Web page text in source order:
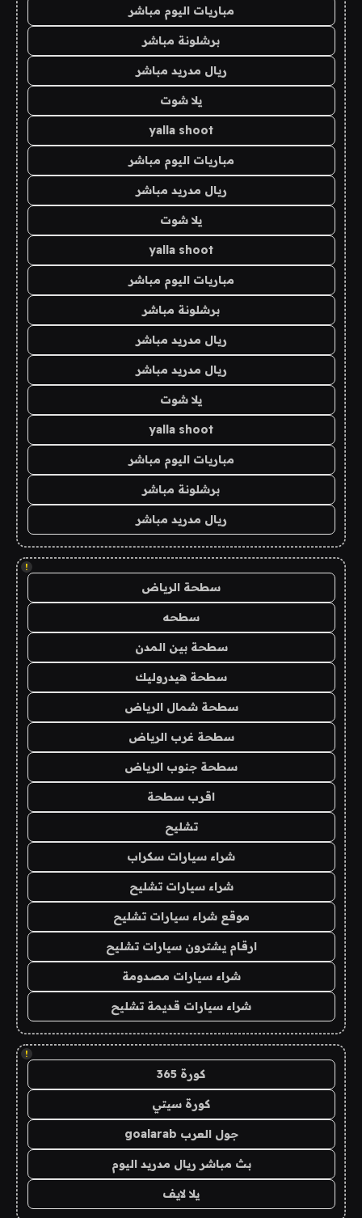
مباريات اليوم مباشر
برشلونة مباشر
ريال مدريد مباشر
يلا شوت
yalla shoot
مباريات اليوم مباشر
ريال مدريد مباشر
يلا شوت
yalla shoot
مباريات اليوم مباشر
برشلونة مباشر
ريال مدريد مباشر
ريال مدريد مباشر
يلا شوت
yalla shoot
مباريات اليوم مباشر
برشلونة مباشر
ريال مدريد مباشر
!
سطحة الرياض
سطحه
سطحة بين المدن
سطحة هيدروليك
سطحة شمال الرياض
سطحة غرب الرياض
سطحة جنوب الرياض
اقرب سطحة
تشليح
شراء سيارات سكراب
شراء سيارات تشليح
موقع شراء سيارات تشليح
ارقام يشترون سيارات تشليح
شراء سيارات مصدومة
شراء سيارات قديمة تشليح
!
كورة 365
كورة سيتي
جول العرب goalarab
بث مباشر ريال مدريد اليوم
يلا لايف